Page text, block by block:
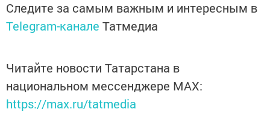
Следите за самым важным и интересным в
Telegram-канале Татмедиа
Читайте новости Татарстана в
национальном мессенджере MАХ:
https://max.ru/tatmedia